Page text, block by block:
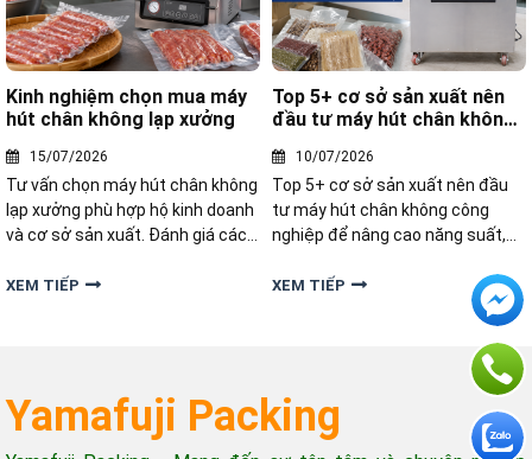
Kinh nghiệm chọn mua máy
hút chân không lạp xưởng
15/07/2026
Tư vấn chọn máy hút chân không
lạp xưởng phù hợp hộ kinh doanh
và cơ sở sản xuất. Đánh giá các
đúng thiết bị, tiết kiệm chi phí.
XEM TIẾP
Top 5+ cơ sở sản xuất nên
đầu tư máy hút chân không
10/07/2026
Top 5+ cơ sở sản xuất nên đầu
tư máy hút chân không công
nghiệp để nâng cao năng suất,
ưu chi phí đóng gói hiệu quả
XEM TIẾP
Yamafuji Packing